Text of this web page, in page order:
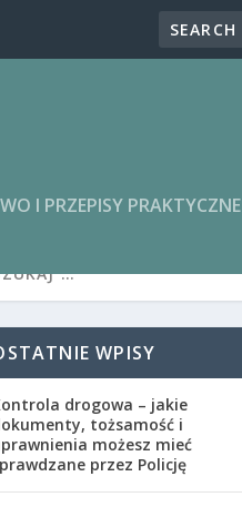
I PRZEPISY PRAKTYCZNE
WPISY
drogowa – jakie
tożsamość i
możesz mieć
przez Policję